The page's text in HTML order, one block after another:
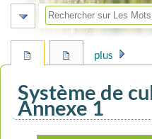
Système de
Annexe 1
plus